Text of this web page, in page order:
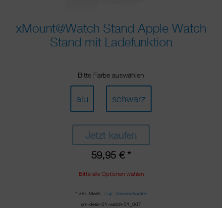
xMount@Watch Stand Apple Watch
Stand mit Ladefunktion
Bitte Farbe auswählen
alu schwarz
Jetzt kaufen
59,95 € *
Bitte alle Optionen wählen
* inkl. MwSt. zzgl. Versandkosten
xm-desk-01-watch-01_007